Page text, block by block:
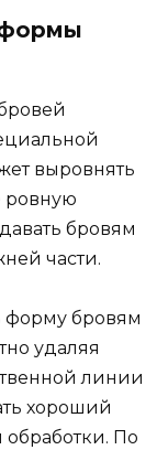
формы
выровнять
ровную
бровям
части.​
форму бровям
удаляя
линии
хороший
обрaботки.​ По